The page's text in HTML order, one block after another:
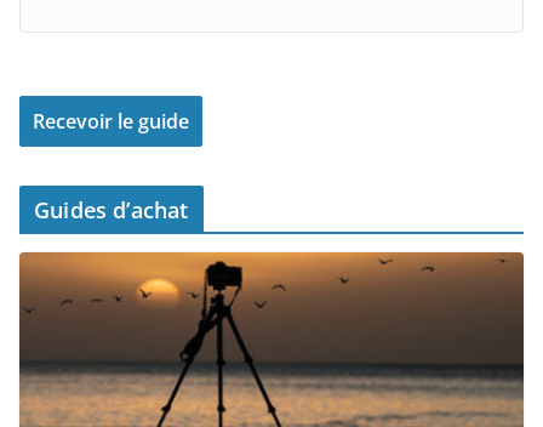
Guides d’achat